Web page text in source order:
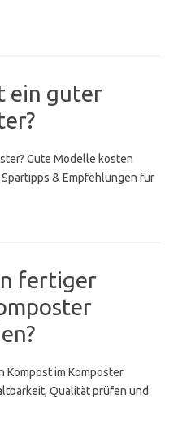
ein guter
Gute Modelle kosten
& Empfehlungen für
fertiger
Kompost im Komposter
Qualität prüfen und